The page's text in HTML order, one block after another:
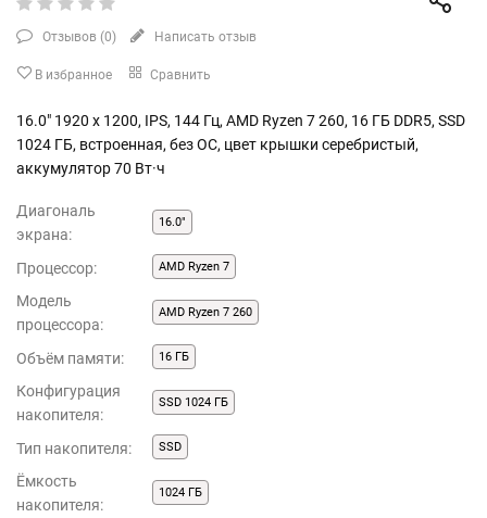
Отзывов (0) Написать отзыв
В избранное Сравнить
16.0" 1920 x 1200, IPS, 144 Гц, AMD Ryzen 7 260, 16 ГБ DDR5, SSD
1024 ГБ, встроенная, без ОС, цвет крышки серебристый,
аккумулятор 70 Вт·ч
Диагональ
экрана:
16.0"
Процессор: AMD Ryzen 7
Модель
процессора:
AMD Ryzen 7 260
Объём памяти: 16 ГБ
Конфигурация
накопителя:
SSD 1024 ГБ
Тип накопителя: SSD
Ёмкость
накопителя:
1024 ГБ